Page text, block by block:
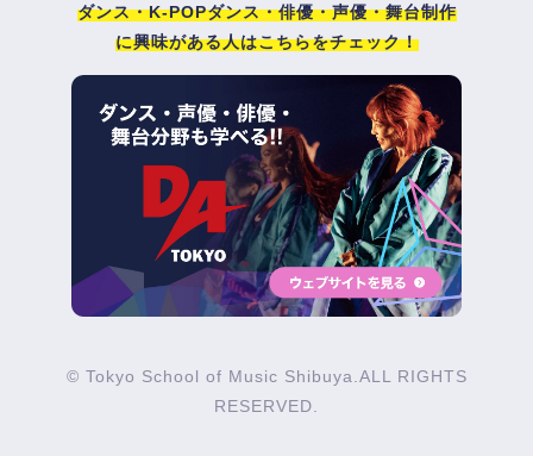
ダンス・K-POPダンス・俳優・声優・舞台制作
に興味がある人はこちらをチェック！
© Tokyo School of Music Shibuya.ALL RIGHTS
RESERVED.